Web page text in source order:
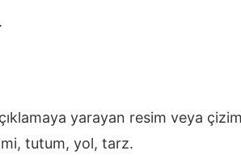
yarayan resim veya
tutum, yol, tarz.